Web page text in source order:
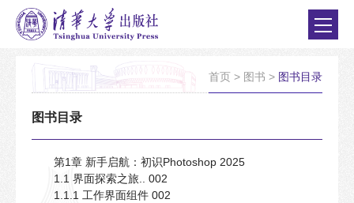
首页 > 图书 > 图书目录
图书目录
第1章 新手启航：初识Photoshop 2025
1.1 界面探索之旅.. 002
1.1.1 工作界面组件 002